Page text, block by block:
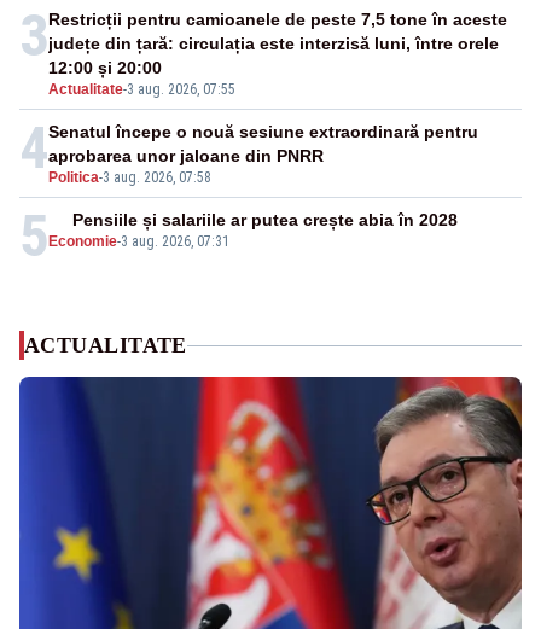
3
Actualitate-3 aug. 2026, 07:55
Restricții pentru camioanele de peste 7,5 tone în aceste
județe din țară: circulația este interzisă luni, între orele
12:00 și 20:00
4 Politica-3 aug. 2026, 07:58
Senatul începe o nouă sesiune extraordinară pentru
aprobarea unor jaloane din PNRR
5 Economie-3 aug. 2026, 07:31
Pensiile și salariile ar putea crește abia în 2028
ACTUALITATE